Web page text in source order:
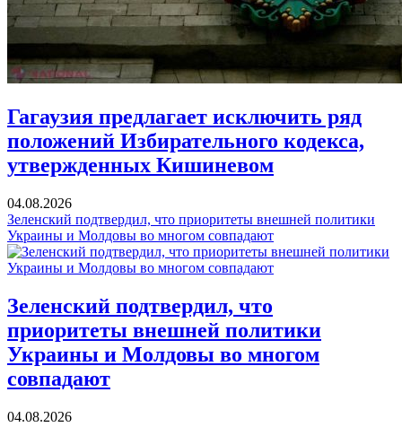
Гагаузия предлагает исключить ряд
положений Избирательного кодекса,
утвержденных Кишиневом
04.08.2026
Зеленский подтвердил, что приоритеты внешней политики
Украины и Молдовы во многом совпадают
Зеленский подтвердил, что
приоритеты внешней политики
Украины и Молдовы во многом
совпадают
04.08.2026